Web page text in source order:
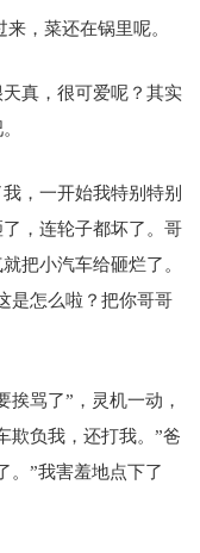
，菜还在锅里呢。
真，很可爱呢？其实
，一开始我特别特别
，连轮子都坏了。哥
把小汽车给砸烂了。
是怎么啦？把你哥哥
挨骂了”，灵机一动，
欺负我，还打我。”爸
。”我害羞地点下了